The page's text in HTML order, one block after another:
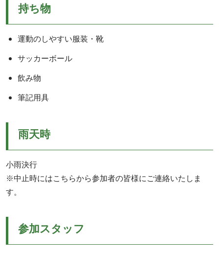
持ち物
運動のしやすい服装・靴
サッカーボール
飲み物
筆記用具
雨天時
小雨決行
※中止時にはこちらから参加者の皆様にご連絡いたしま
す。
参加スタッフ